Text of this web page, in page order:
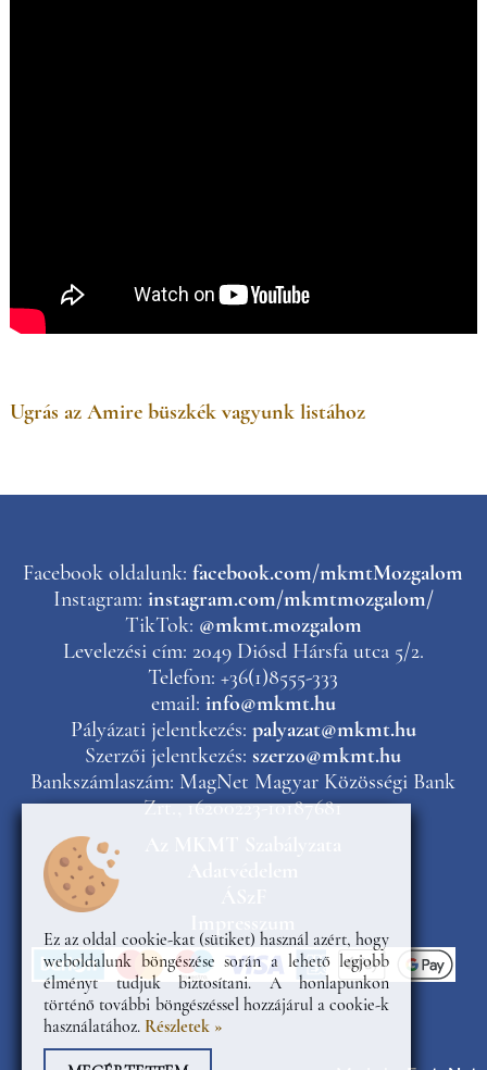
Ez az oldal cookie-kat (sütiket) használ azért, hogy
weboldalunk böngészése során a lehető legjobb
élményt tudjuk biztosítani. A honlapunkon
történő további böngészéssel hozzájárul a cookie-k
használatához. Részletek »
Ugrás az Amire büszkék vagyunk listához
Facebook oldalunk:facebook.com/mkmtMozgalom
Instagram: instagram.com/mkmtmozgalom/
TikTok: @mkmt.mozgalom
Levelezési cím: 2049 Diósd Hársfa utca 5/2.
Telefon: +36(1)8555-333
email: info@mkmt.hu
Pályázati jelentkezés: palyazat@mkmt.hu
Szerzői jelentkezés:szerzo@mkmt.hu
Bankszámlaszám: MagNet Magyar Közösségi Bank
Zrt., 16200223-10187681